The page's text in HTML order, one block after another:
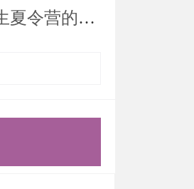
均无需装
建议使用
夏令营模
营的通知